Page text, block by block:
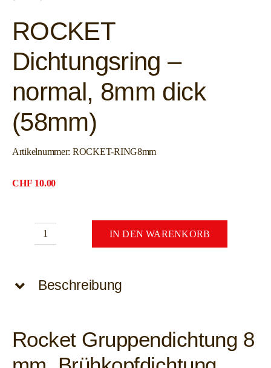
ROCKET
Dichtungsring –
normal, 8mm dick
(58mm)
Artikelnummer: ROCKET-RING8mm
CHF 10.00
normal,
(58mm)
Menge
IN DEN WARENKORB
Beschreibung
Rocket Gruppendichtung 8